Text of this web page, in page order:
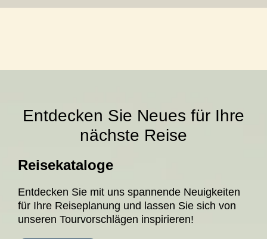
Entdecken Sie Neues für Ihre
nächste Reise
Reisekataloge
Entdecken Sie mit uns spannende Neuigkeiten
für Ihre Reiseplanung und lassen Sie sich von
unseren Tourvorschlägen inspirieren!